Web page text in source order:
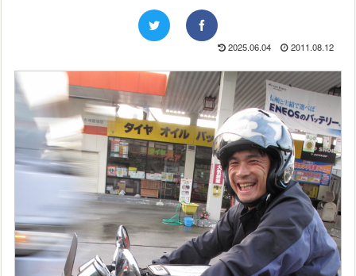
2025.06.04 2011.08.12